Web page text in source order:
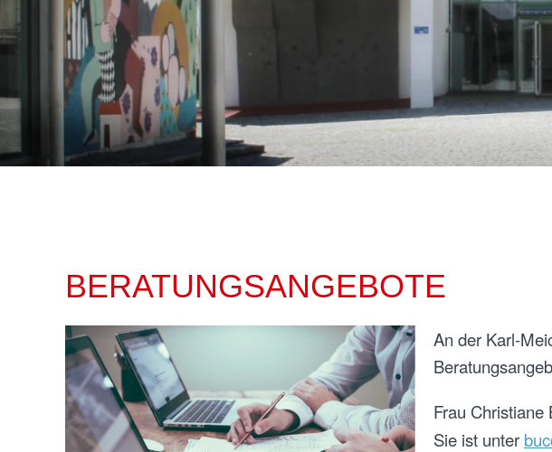
BERATUNGSANGEBOTE
An der Karl-
Frau
Sie ist unter